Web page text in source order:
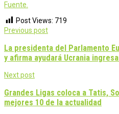
Fuente.
Post Views: 719
Post
navigation
Previous post
La presidenta del Parlamento
y afirma ayudará Ucrania
Next post
Grandes Ligas coloca a Tatis,
mejores 10 de la actualidad